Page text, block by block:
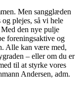
Men sangglæden
plejes, så vi hele
den nye pulje
foreningsaktive og
Alle kan være med,
– eller om du er
til at styrke vores
Andersen, adm.